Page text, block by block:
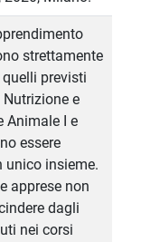
strettamente
previsti
e
Animale I e
essere
unico insieme.
apprese non
dagli
nei corsi